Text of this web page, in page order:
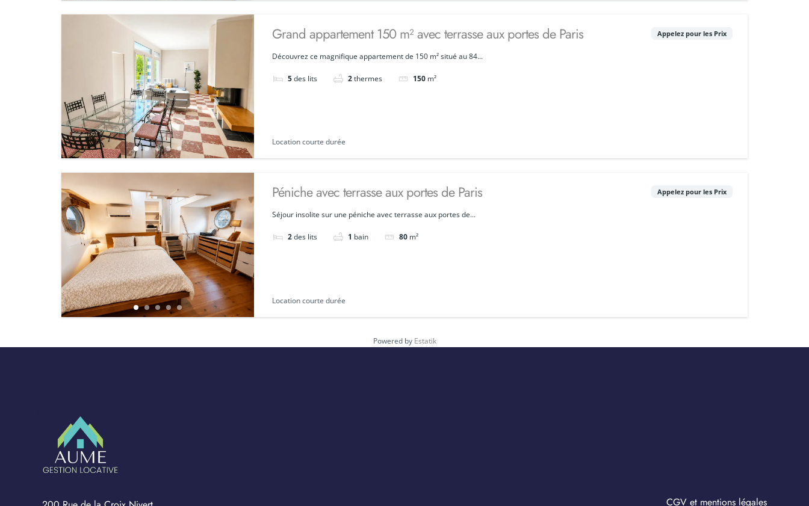
Grand appartement 150 m² avec terrasse aux portes de Paris
Découvrez ce magnifique appartement de 150 m² situé au 84...
5des lits 2thermes 150 m²
Appelez pour les Prix
Location courte durée
Péniche avec terrasse aux portes de Paris
Séjour insolite sur une péniche avec terrasse aux portes de...
2des lits 1 bain 80 m²
Appelez pour les Prix
Location courte durée
Powered by Estatik
CGV et mentions légales